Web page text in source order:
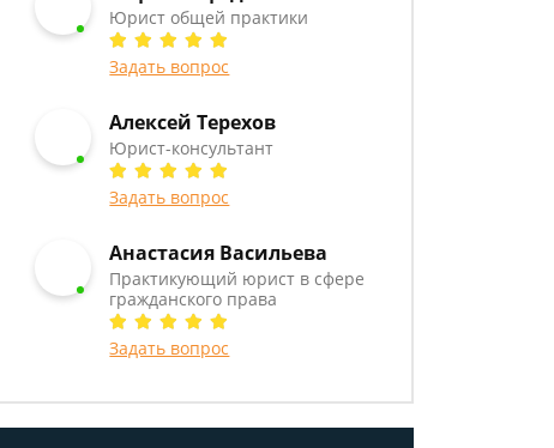
Юрист общей практики
Задать вопрос
Алексей Терехов
Юрист-консультант
Задать вопрос
Анастасия Васильева
Практикующий юрист в сфере
гражданского права
Задать вопрос